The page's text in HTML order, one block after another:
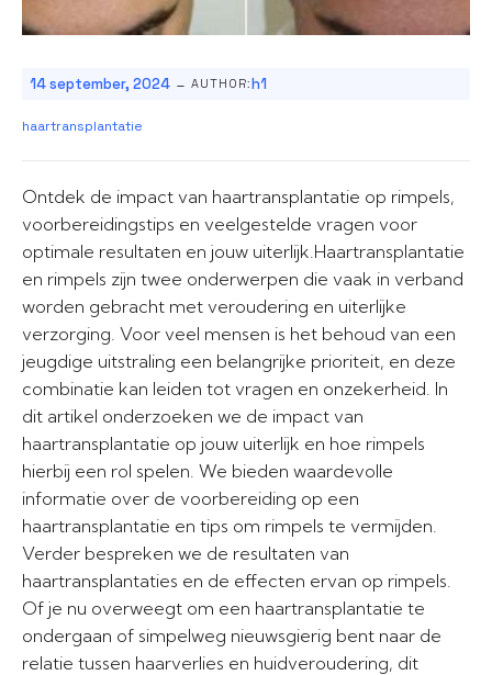
14 september, 2024 - AUTHOR:h1
haartransplantatie
Ontdek de impact van haartransplantatie op rimpels,
voorbereidingstips en veelgestelde vragen voor
optimale resultaten en jouw uiterlijk.Haartransplantatie
en rimpels zijn twee onderwerpen die vaak in verband
worden gebracht met veroudering en uiterlijke
verzorging. Voor veel mensen is het behoud van een
jeugdige uitstraling een belangrijke prioriteit, en deze
combinatie kan leiden tot vragen en onzekerheid. In
dit artikel onderzoeken we de impact van
haartransplantatie op jouw uiterlijk en hoe rimpels
hierbij een rol spelen. We bieden waardevolle
informatie over de voorbereiding op een
haartransplantatie en tips om rimpels te vermijden.
Verder bespreken we de resultaten van
haartransplantaties en de effecten ervan op rimpels.
Of je nu overweegt om een haartransplantatie te
ondergaan of simpelweg nieuwsgierig bent naar de
relatie tussen haarverlies en huidveroudering, dit